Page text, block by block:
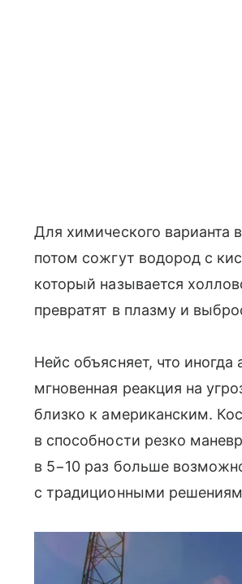
Для химического варианта
потом сожгут водород с
который называется
превратят в плазму и
Нейс объясняет, что
мгновенная реакция на
близко к американским.
в способности резко
в 5−10 раз больше
с традиционными